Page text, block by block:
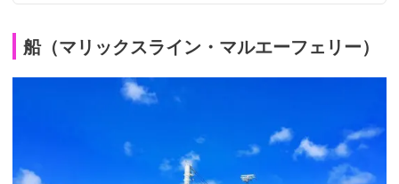
船（マリックスライン・マルエーフェリー）